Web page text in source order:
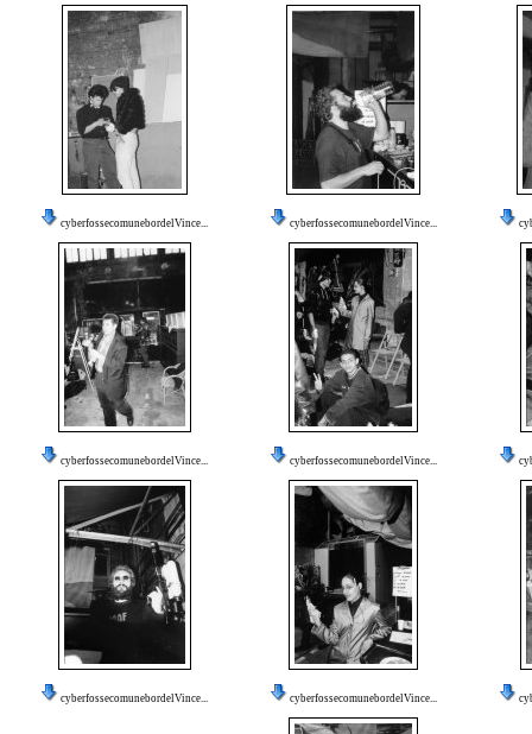
cyberfossecomunebordelVince... cyberfossecomunebordelVince...
cyberfossecomunebordelVince... cyberfossecomunebordelVince...
cyberfossecomunebordelVince... cyberfossecomunebordelVince...